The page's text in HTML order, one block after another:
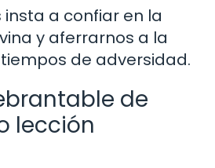
insta a confiar en la
y aferrarnos a la
de adversidad.
de
lección